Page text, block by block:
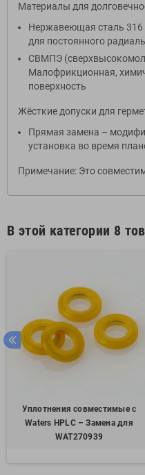
Материалы для
Нержавеющая сталь 316
для постоянного
СВМПЭ
Малофрикционная,
поверхность
Жёсткие допуски для
Прямая замена –
установка во время
Примечание: Это
В этой категории 8
Уплотнения совместимые с
Waters HPLC – Замена для
WAT270939